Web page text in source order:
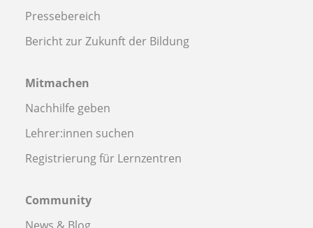
Pressebereich
Bericht zur Zukunft der Bildung
Mitmachen
Nachhilfe geben
Lehrer:innen suchen
Registrierung für Lernzentren
Community